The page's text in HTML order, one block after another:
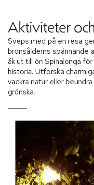
Aktiviteter
Sveps med på en resa
bronsålderns spännande
åk ut till ön Spinalonga
historia. Utforska
vackra natur eller
grönska.